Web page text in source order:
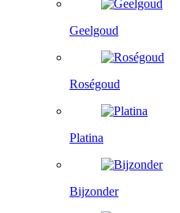
Geelgoud
Roségoud
Platina
Bijzonder